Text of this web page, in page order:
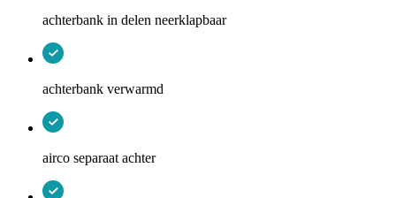
achterbank in delen neerklapbaar
achterbank verwarmd
airco separaat achter